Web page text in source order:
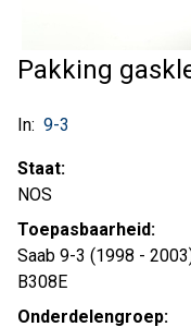
Pakking
In: 9-3
Staat:
NOS
Toepasbaarheid:
Saab 9-3 (1998 -
B308E
Onderdelengroep: